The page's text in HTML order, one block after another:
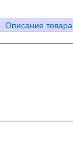
Описание товара